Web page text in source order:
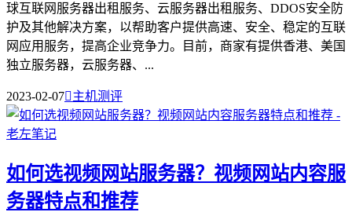
球互联网服务器出租服务、云服务器出租服务、DDOS安全防
护及其他解决方案，以帮助客户提供高速、安全、稳定的互联
网应用服务，提高企业竞争力。目前，商家有提供香港、美国
独立服务器，云服务器、...
2023-02-07主机测评
如何选视频网站服务器？视频网站内容服
务器特点和推荐